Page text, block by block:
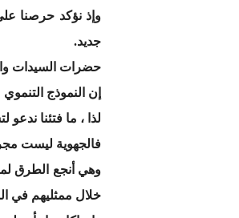
وإذ نؤكد حرصنا
جديد.
حضرات السيدات
إن النموذج
لذا ، ما فتئنا
فالجهوية ليست
وهي أنجع الطرق
خلال ممثليهم في